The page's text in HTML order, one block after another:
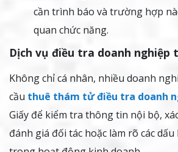
cần trình báo và trường hợp
quan chức năng.
Dịch vụ điều tra doanh nghiệp
Không chỉ cá nhân, nhiều doanh
cầu thuê thám tử điều tra doanh
Giấy để kiểm tra thông tin nội bộ,
đánh giá đối tác hoặc làm rõ các